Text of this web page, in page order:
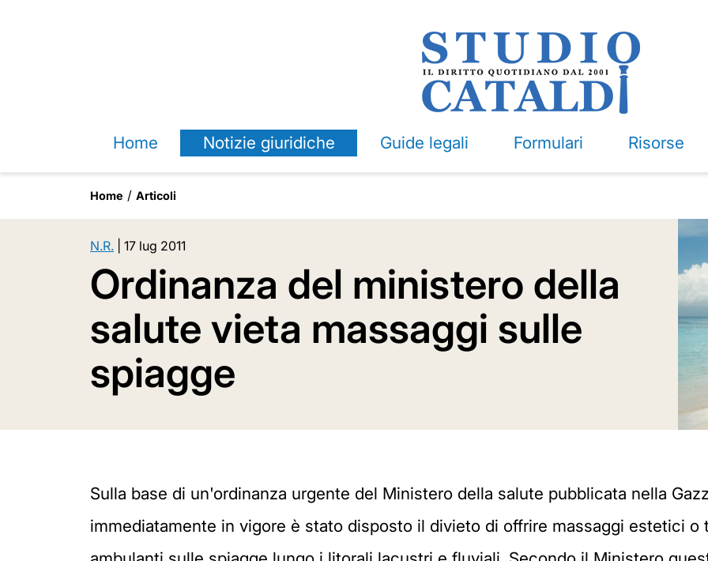
Home Notizie giuridiche Guide legali Formulari Risorse
Home Articoli
N.R. 17 lug 2011
Ordinanza del ministero della
salute vieta massaggi sulle
spiagge
Sulla base di un'ordinanza urgente del Ministero della salute pubblicata nella
immediatamente in vigore è stato disposto il divieto di offrire massaggi estetici